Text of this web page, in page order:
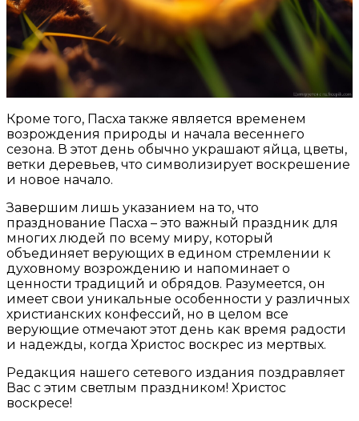
Кроме того, Пасха также является временем
возрождения природы и начала весеннего
сезона. В этот день обычно украшают яйца, цветы,
ветки деревьев, что символизирует воскрешение
и новое начало.
Завершим лишь указанием на то, что
празднование Пасха – это важный праздник для
многих людей по всему миру, который
объединяет верующих в едином стремлении к
духовному возрождению и напоминает о
ценности традиций и обрядов. Разумеется, он
имеет свои уникальные особенности у различных
христианских конфессий, но в целом все
верующие отмечают этот день как время радости
и надежды, когда Христос воскрес из мертвых.
Редакция нашего сетевого издания поздравляет
Вас с этим светлым праздником! Христос
воскресе!